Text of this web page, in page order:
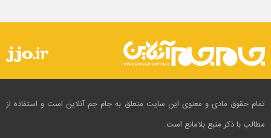
تمام حقوق مادی و معنوی این سایت متعلق به جام جم آنلاین است و استفاده از
مطالب با ذکر منبع بلامانع است.